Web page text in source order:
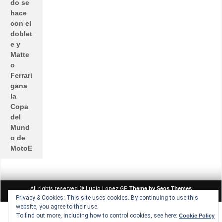
Privacy & Cookies: This site uses cookies. By continuing to use this
website, you agree to their use.
To find out more, including how to control cookies, see here: Cookie Policy
do se
hace
con el
doblet
e y
Matte
o
Ferrari
gana
la
Copa
del
Mund
o de
MotoE
All rights reserved © Lucio Lopez GPTheme by Seos Themes